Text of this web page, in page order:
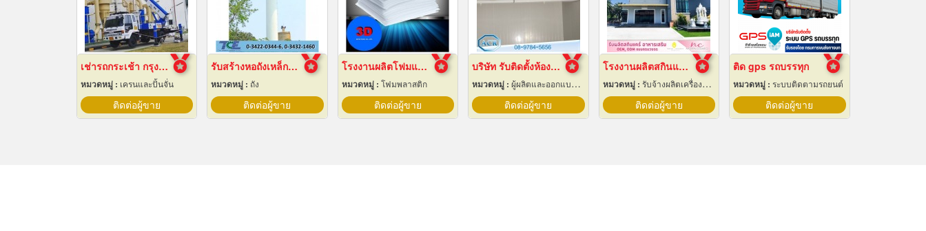
เช่ารถกระเช้า กรุงเทพ
หมวดหมู่ : เครนและปั้นจั่น
ติดต่อผู้ขาย
รับสร้างหอถังเหล็กเก็บน้ำ
หมวดหมู่ : ถัง
ติดต่อผู้ขาย
โรงงานผลิตโฟมแผ่นเกรด A ชลบุรี
หมวดหมู่ : โฟมพลาสติก
ติดต่อผู้ขาย
บริษัท รับติดตั้งห้องเย็น
หมวดหมู่ : ผู้ผลิตและออกแบบติดตั้งห้องเย็น
ติดต่อผู้ขาย
โรงงานผลิตสกินแคร์ นครปฐม
หมวดหมู่ : รับจ้างผลิตเครื่องสำอาง
ติดต่อผู้ขาย
ติด gps รถบรรทุก
หมวดหมู่ : ระบบติดตามรถยนต์
ติดต่อผู้ขาย